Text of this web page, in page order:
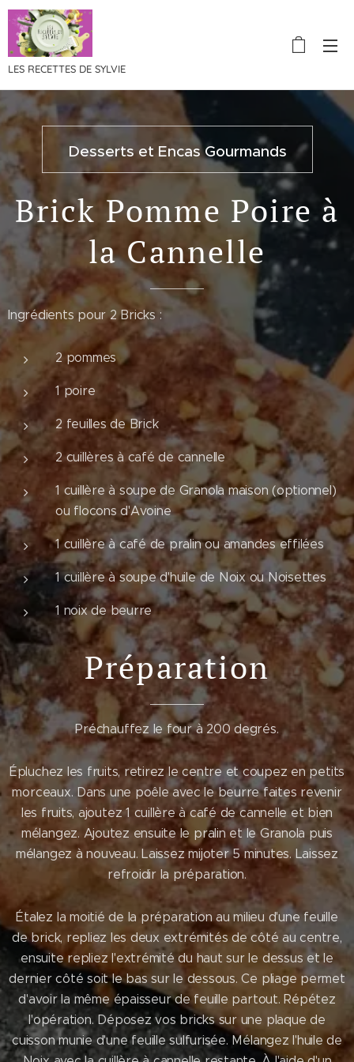
LES RECETTES DE SYLVIE
Desserts et Encas Gourmands
Brick Pomme Poire à
la Cannelle
Ingrédients pour 2 Bricks :
2 pommes
1 poire
2 feuilles de Brick
2 cuillères à café de cannelle
1 cuillère à soupe de Granola maison (optionnel)
ou flocons d'Avoine
1 cuillère à café de pralin ou amandes effilées
1 cuillère à soupe d'huile de Noix ou Noisettes
1 noix de beurre
Préparation
Préchauffez le four à 200 degrés.
Épluchez les fruits, retirez le centre et coupez en petits
morceaux. Dans une poêle avec le beurre faites revenir
les fruits, ajoutez 1 cuillère à café de cannelle et bien
mélangez. Ajoutez ensuite le pralin et le Granola puis
mélangez à nouveau. Laissez mijoter 5 minutes. Laissez
refroidir la préparation.
Étalez la moitié de la préparation au milieu d'une feuille
de brick, repliez les deux extrémités de côté au centre,
ensuite repliez l'extrémité du haut sur le dessus et le
dernier côté soit le bas sur le dessous. Ce pliage permet
d'avoir la même épaisseur de feuille partout. Répétez
l'opération. Déposez vos bricks sur une plaque de
cuisson munie d'une feuille sulfurisée. Mélangez l'huile de